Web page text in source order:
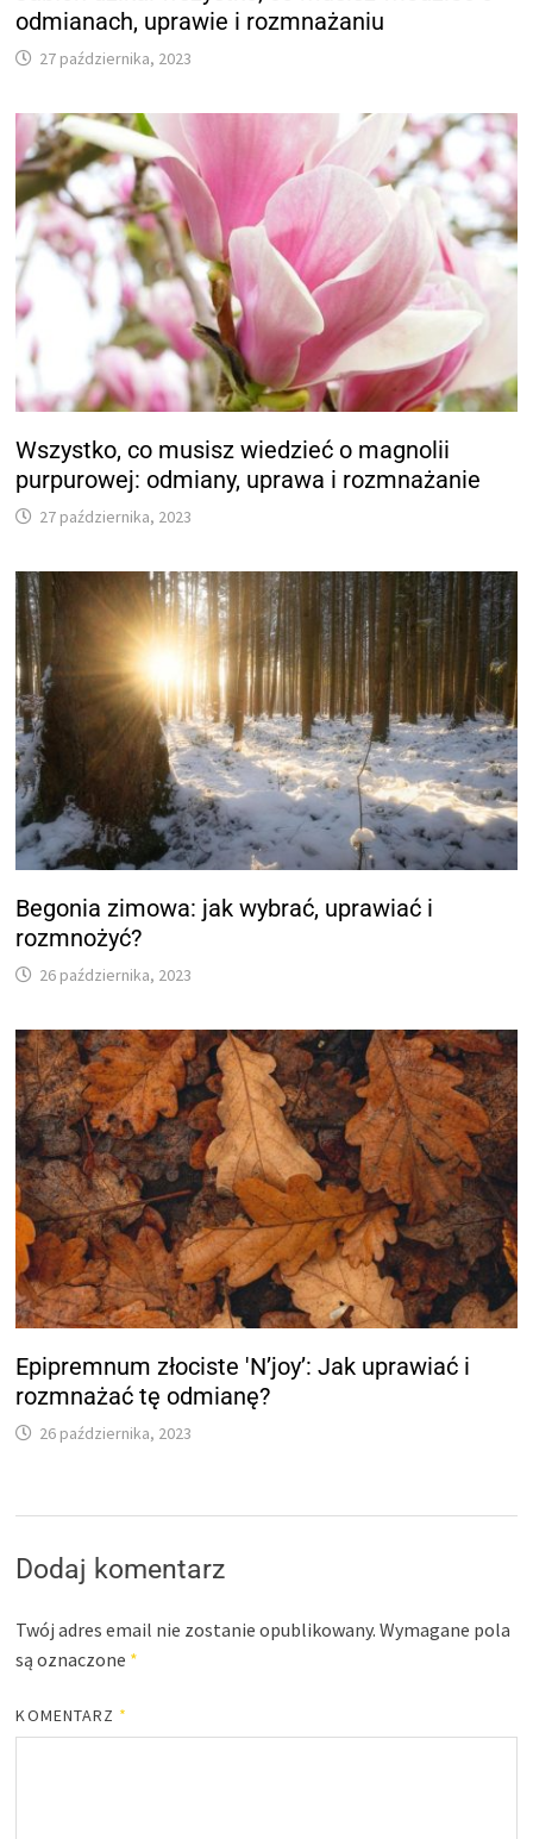
odmianach, uprawie i rozmnażaniu
27 października, 2023
Wszystko, co musisz wiedzieć o magnolii
purpurowej: odmiany, uprawa i rozmnażanie
27 października, 2023
Begonia zimowa: jak wybrać, uprawiać i
rozmnożyć?
26 października, 2023
Epipremnum złociste 'N’joy’: Jak uprawiać i
rozmnażać tę odmianę?
26 października, 2023
Dodaj komentarz
Twój adres email nie zostanie opublikowany. Wymagane pola
są oznaczone *
KOMENTARZ *